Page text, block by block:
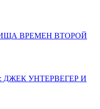
ВРЕМЕН ВТОРОЙ
УНТЕРВЕГЕР И